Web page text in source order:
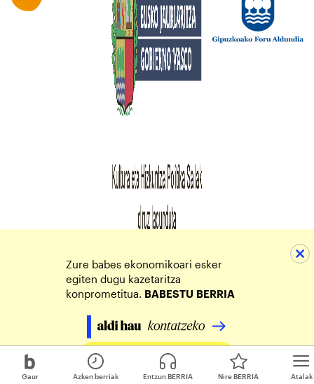
Gaur Atalak
Azken berriak Entzun BERRIA Nire BERRIA
Zure babes ekonomikoari esker
egiten dugu kazetaritza
konprometitua. BABESTU BERRIA
Egin zure ekarpena